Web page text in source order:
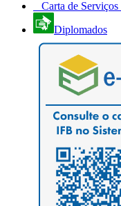
Carta de
Diplomados